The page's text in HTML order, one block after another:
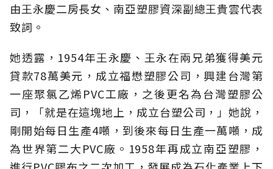
由王永慶二房長女、南亞塑膠資深副總王貴雲代表
致詞。
她透露，1954年王永慶、王永在兩兄弟獲得美元
貸款78萬美元，成立福懋塑膠公司，興建台灣第
一座聚氯乙烯PVC工廠，之後更名為台灣塑膠公
司，「就是在這塊地上，成立台塑公司，」她說，
剛開始每日生產4噸，到後來每日生產一萬噸，成
為世界第二大PVC廠。1958年再成立南亞塑膠，